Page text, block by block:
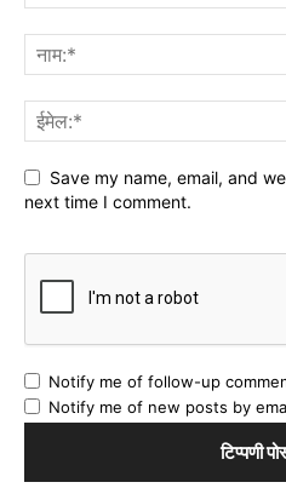
Save my name, email, and
next time I comment.
Notify me of follow-up
Notify me of new posts by